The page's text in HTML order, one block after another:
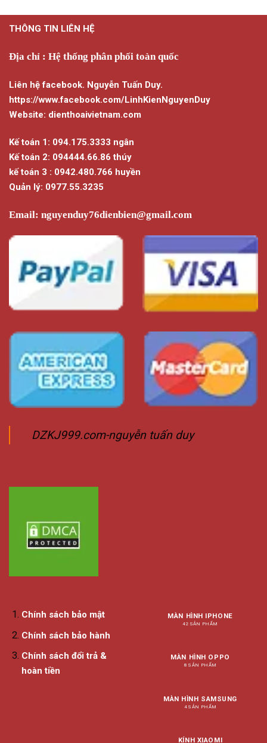
có
THÔNG TIN LIÊN HỆ
Địa chỉ : Hệ thống phân phối toàn quốc
Liên hệ facebook. Nguyễn Tuấn Duy.
https://www.facebook.com/LinhKienNguyenDuy
Website: dienthoaivietnam.com
Kế toán 1: 094.175.3333 ngân
Kế toán 2: 094444.66.86 thúy
kế toán 3 : 0942.480.766 huyền
Quản lý: 0977.55.3235
Email: nguyenduy76dienbien@gmail.com
DZKJ999.com-nguyễn tuấn duy
Chính sách bảo mật
Chính sách bảo hành
Chính sách đổi trả &
hoàn tiền
MÀN HÌNH IPHONE
42 SẢN PHẨM
MÀN HÌNH OPPO
8 SẢN PHẨM
MÀN HÌNH SAMSUNG
4 SẢN PHẨM
KÍNH XIAOMI